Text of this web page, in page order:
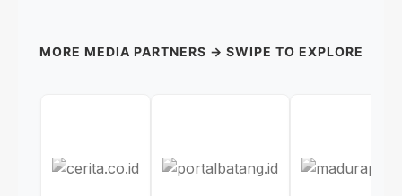
MORE MEDIA PARTNERS → SWIPE TO EXPLORE